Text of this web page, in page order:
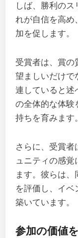
しば、勝利の
れが自信を高め
加を促します。
受賞者は、賞の
望ましいだけで
連していると述
の全体的な体験
持ちを育みます。
さらに、受賞者
ュニティの感覚
ます。彼らは
を評価し、イベ
築いています。
参加の価値